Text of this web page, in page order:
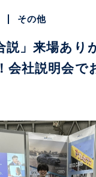
その他
説」来場あり
会社説明会で